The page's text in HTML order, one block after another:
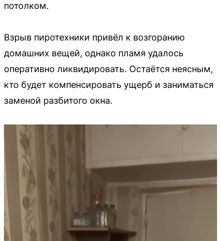
потолком.
Взрыв пиротехники привёл к возгоранию
домашних вещей, однако пламя удалось
оперативно ликвидировать. Остаётся неясным,
кто будет компенсировать ущерб и заниматься
заменой разбитого окна.